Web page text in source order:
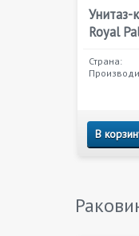
Унитаз-
Royal
Страна:
В